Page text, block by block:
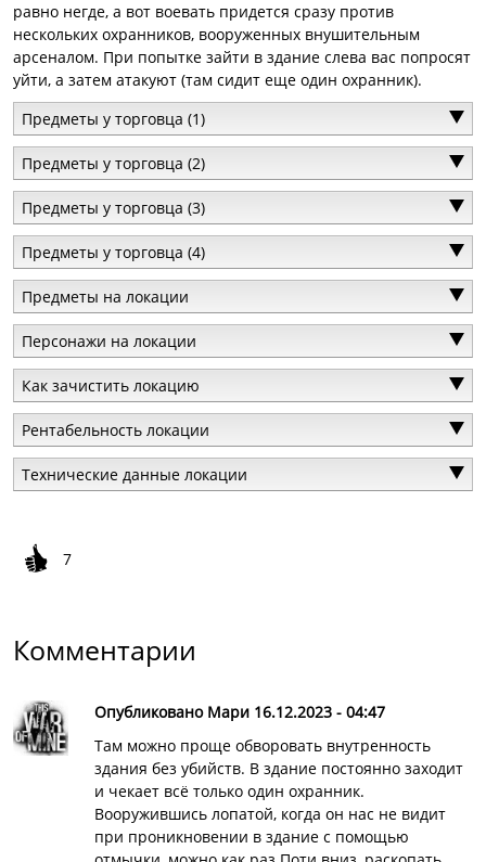
равно негде, а вот воевать придется сразу против
нескольких охранников, вооруженных внушительным
арсеналом. При попытке зайти в здание слева вас попросят
уйти, а затем атакуют (там сидит еще один охранник).
Предметы у торговца (1)
Предметы у торговца (2)
Предметы у торговца (3)
Предметы у торговца (4)
Предметы на локации
Персонажи на локации
Как зачистить локацию
Рентабельность локации
Технические данные локации
7
Комментарии
Опубликовано Мари 16.12.2023 - 04:47
Там можно проще обворовать внутренность
здания без убийств. В здание постоянно заходит
и чекает всё только один охранник.
Вооружившись лопатой, когда он нас не видит
при проникновении в здание с помощью